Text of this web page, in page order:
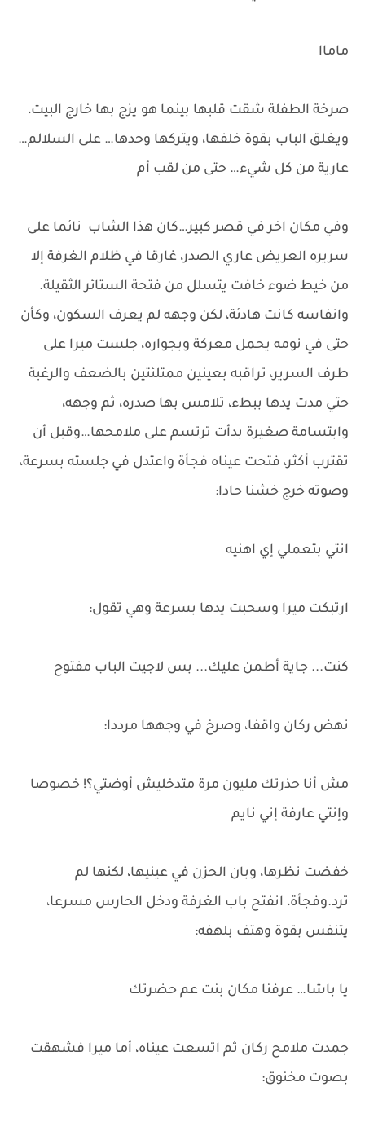
ماماا
صرخة الطفلة شقت قلبها بينما هو يزج بها خارج البيت،
ويغلق الباب بقوة خلفها، ويتركها وحدها… على السلالم…
عارية من كل شيء… حتى من لقب أم
وفي مكان اخر في قصر كبير…كان هذا الشاب نائما على
سريره العريض عاري الصدر، غارقا في ظلام الغرفة إلا
من خيط ضوء خافت يتسلل من فتحة الستائر الثقيلة.
وانفاسه كانت هادئة، لكن وجهه لم يعرف السكون، وكأن
حتى في نومه يحمل معركة وبجواره، جلست ميرا على
طرف السرير، تراقبه بعينين ممتلئتين بالضعف والرغبة
حتي مدت يدها ببطء، تلامس بها صدره، ثم وجهه،
وابتسامة صغيرة بدأت ترتسم على ملامحها…وقبل أن
تقترب أكثر، فتحت عيناه فجأة واعتدل في جلسته بسرعة،
وصوته خرج خشنا حادا:
انتي بتعملي إي اهنيه
ارتبكت ميرا وسحبت يدها بسرعة وهي تقول:
كنت... جاية أطمن عليك... بس لاجيت الباب مفتوح
نهض ركان واقفا، وصرخ في وجهها مرددا:
مش أنا حذرتك مليون مرة متدخليش أوضتي؟! خصوصا
وإنتي عارفة إني نايم
خفضت نظرها، وبان الحزن في عينيها، لكنها لم
ترد.وفجأة، انفتح باب الغرفة ودخل الحارس مسرعا،
يتنفس بقوة وهتف بلهفه:
يا باشا… عرفنا مكان بنت عم حضرتك
جمدت ملامح ركان ثم اتسعت عيناه، أما ميرا فشهقت
بصوت مخنوق: